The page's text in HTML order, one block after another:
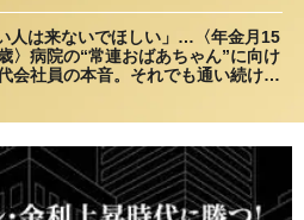
人は来ないでほしい」…〈年金月15
〉病院の“常連おばあちゃん”に向け
会社員の本音。それでも通い続ける